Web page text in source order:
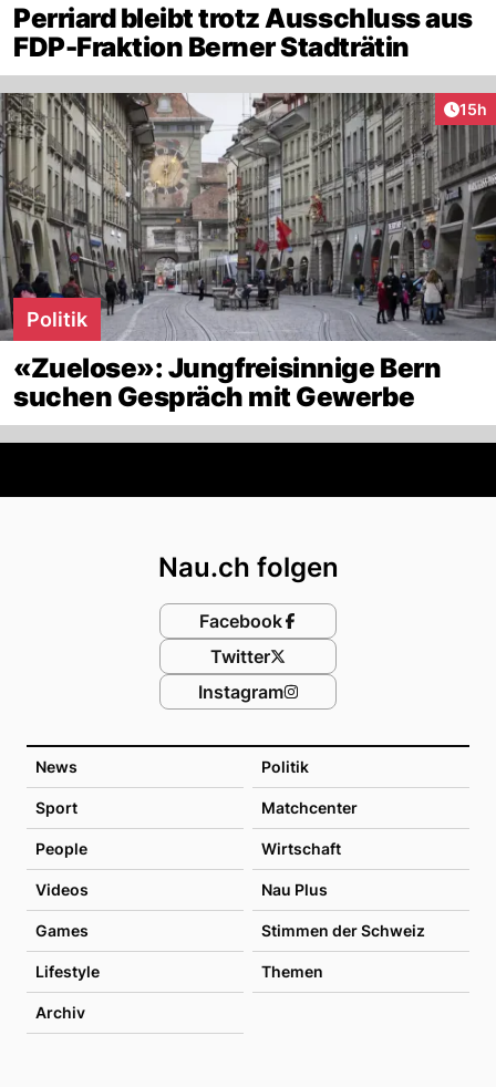
Perriard bleibt trotz Ausschluss aus
FDP-Fraktion Berner Stadträtin
15h
Politik
«Zuelose»: Jungfreisinnige Bern
suchen Gespräch mit Gewerbe
News Politik
Sport Matchcenter
People Wirtschaft
Videos Nau Plus
Games Stimmen der Schweiz
Lifestyle Themen
Archiv
Nau.ch folgen
Facebook
Twitter
Instagram